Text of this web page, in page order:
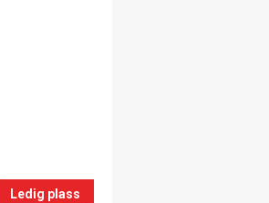
Ledig plass